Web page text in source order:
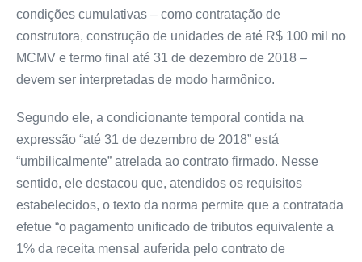
condições cumulativas – como contratação de
construtora, construção de unidades de até R$ 100 mil no
MCMV e termo final até 31 de dezembro de 2018 –
devem ser interpretadas de modo harmônico.
Segundo ele, a condicionante temporal contida na
expressão “até 31 de dezembro de 2018” está
“umbilicalmente” atrelada ao contrato firmado. Nesse
sentido, ele destacou que, atendidos os requisitos
estabelecidos, o texto da norma permite que a contratada
efetue “o pagamento unificado de tributos equivalente a
1% da receita mensal auferida pelo contrato de